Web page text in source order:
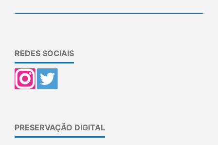
REDES SOCIAIS
PRESERVAÇÃO DIGITAL